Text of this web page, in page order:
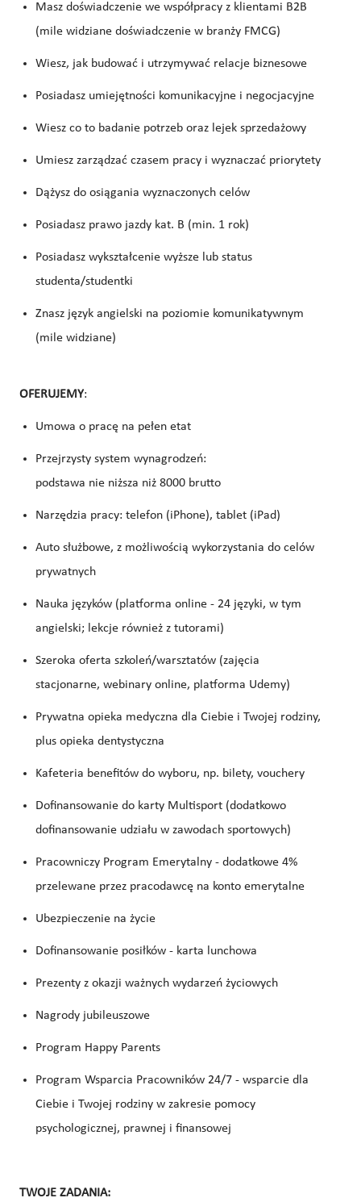
Masz doświadczenie we współpracy z klientami B2B
(mile widziane doświadczenie w branży FMCG)
Wiesz, jak budować i utrzymywać relacje biznesowe
Posiadasz umiejętności komunikacyjne i negocjacyjne
Wiesz co to badanie potrzeb oraz lejek sprzedażowy
Umiesz zarządzać czasem pracy i wyznaczać priorytety
Dążysz do osiągania wyznaczonych celów
Posiadasz prawo jazdy kat. B (min. 1 rok)
Posiadasz wykształcenie wyższe lub status
studenta/studentki
Znasz język angielski na poziomie komunikatywnym
(mile widziane)
OFERUJEMY:
Umowa o pracę na pełen etat
Przejrzysty system wynagrodzeń:
podstawa nie niższa niż 8000 brutto
Narzędzia pracy: telefon (iPhone), tablet (iPad)
Auto służbowe, z możliwością wykorzystania do celów
prywatnych
Nauka języków (platforma online - 24 języki, w tym
angielski; lekcje również z tutorami)
Szeroka oferta szkoleń/warsztatów (zajęcia
stacjonarne, webinary online, platforma Udemy)
Prywatna opieka medyczna dla Ciebie i Twojej rodziny,
plus opieka dentystyczna
Kafeteria benefitów do wyboru, np. bilety, vouchery
Dofinansowanie do karty Multisport (dodatkowo
dofinansowanie udziału w zawodach sportowych)
Pracowniczy Program Emerytalny - dodatkowe 4%
przelewane przez pracodawcę na konto emerytalne
Ubezpieczenie na życie
Dofinansowanie posiłków - karta lunchowa
Prezenty z okazji ważnych wydarzeń życiowych
Nagrody jubileuszowe
Program Happy Parents
Program Wsparcia Pracowników 24/7 - wsparcie dla
Ciebie i Twojej rodziny w zakresie pomocy
psychologicznej, prawnej i finansowej
TWOJE ZADANIA: